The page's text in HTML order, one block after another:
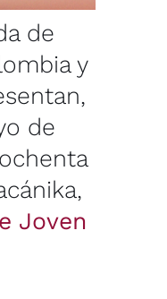
de
y
de
,
Joven